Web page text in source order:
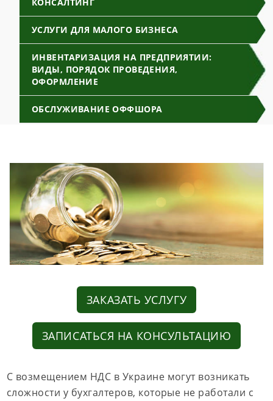
УСЛУГИ ДЛЯ МАЛОГО БИЗНЕСА
ИНВЕНТАРИЗАЦИЯ НА ПРЕДПРИЯТИИ:
ВИДЫ, ПОРЯДОК ПРОВЕДЕНИЯ,
ОФОРМЛЕНИЕ
ОБСЛУЖИВАНИЕ ОФФШОРА
ЗАКАЗАТЬ УСЛУГУ
ЗАПИСАТЬСЯ НА КОНСУЛЬТАЦИЮ
С возмещением НДС в Украине могут возникать
сложности у бухгалтеров, которые не работали с